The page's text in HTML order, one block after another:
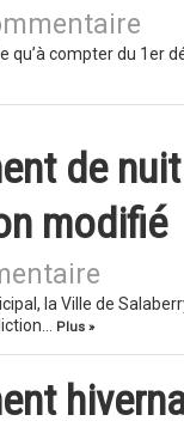
qu’à compter du
de
modifié
la Ville de
Plus »